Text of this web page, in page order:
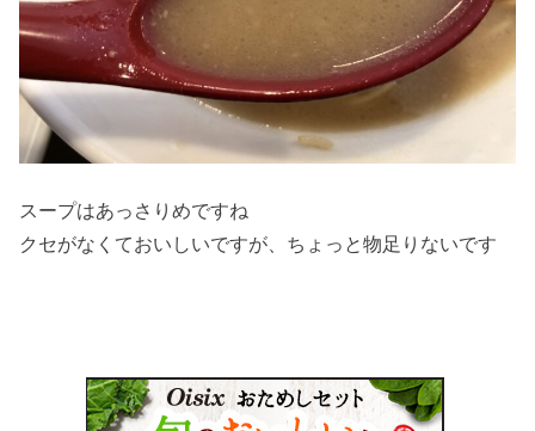
スープはあっさりめですね
クセがなくておいしいですが、ちょっと物足りないです